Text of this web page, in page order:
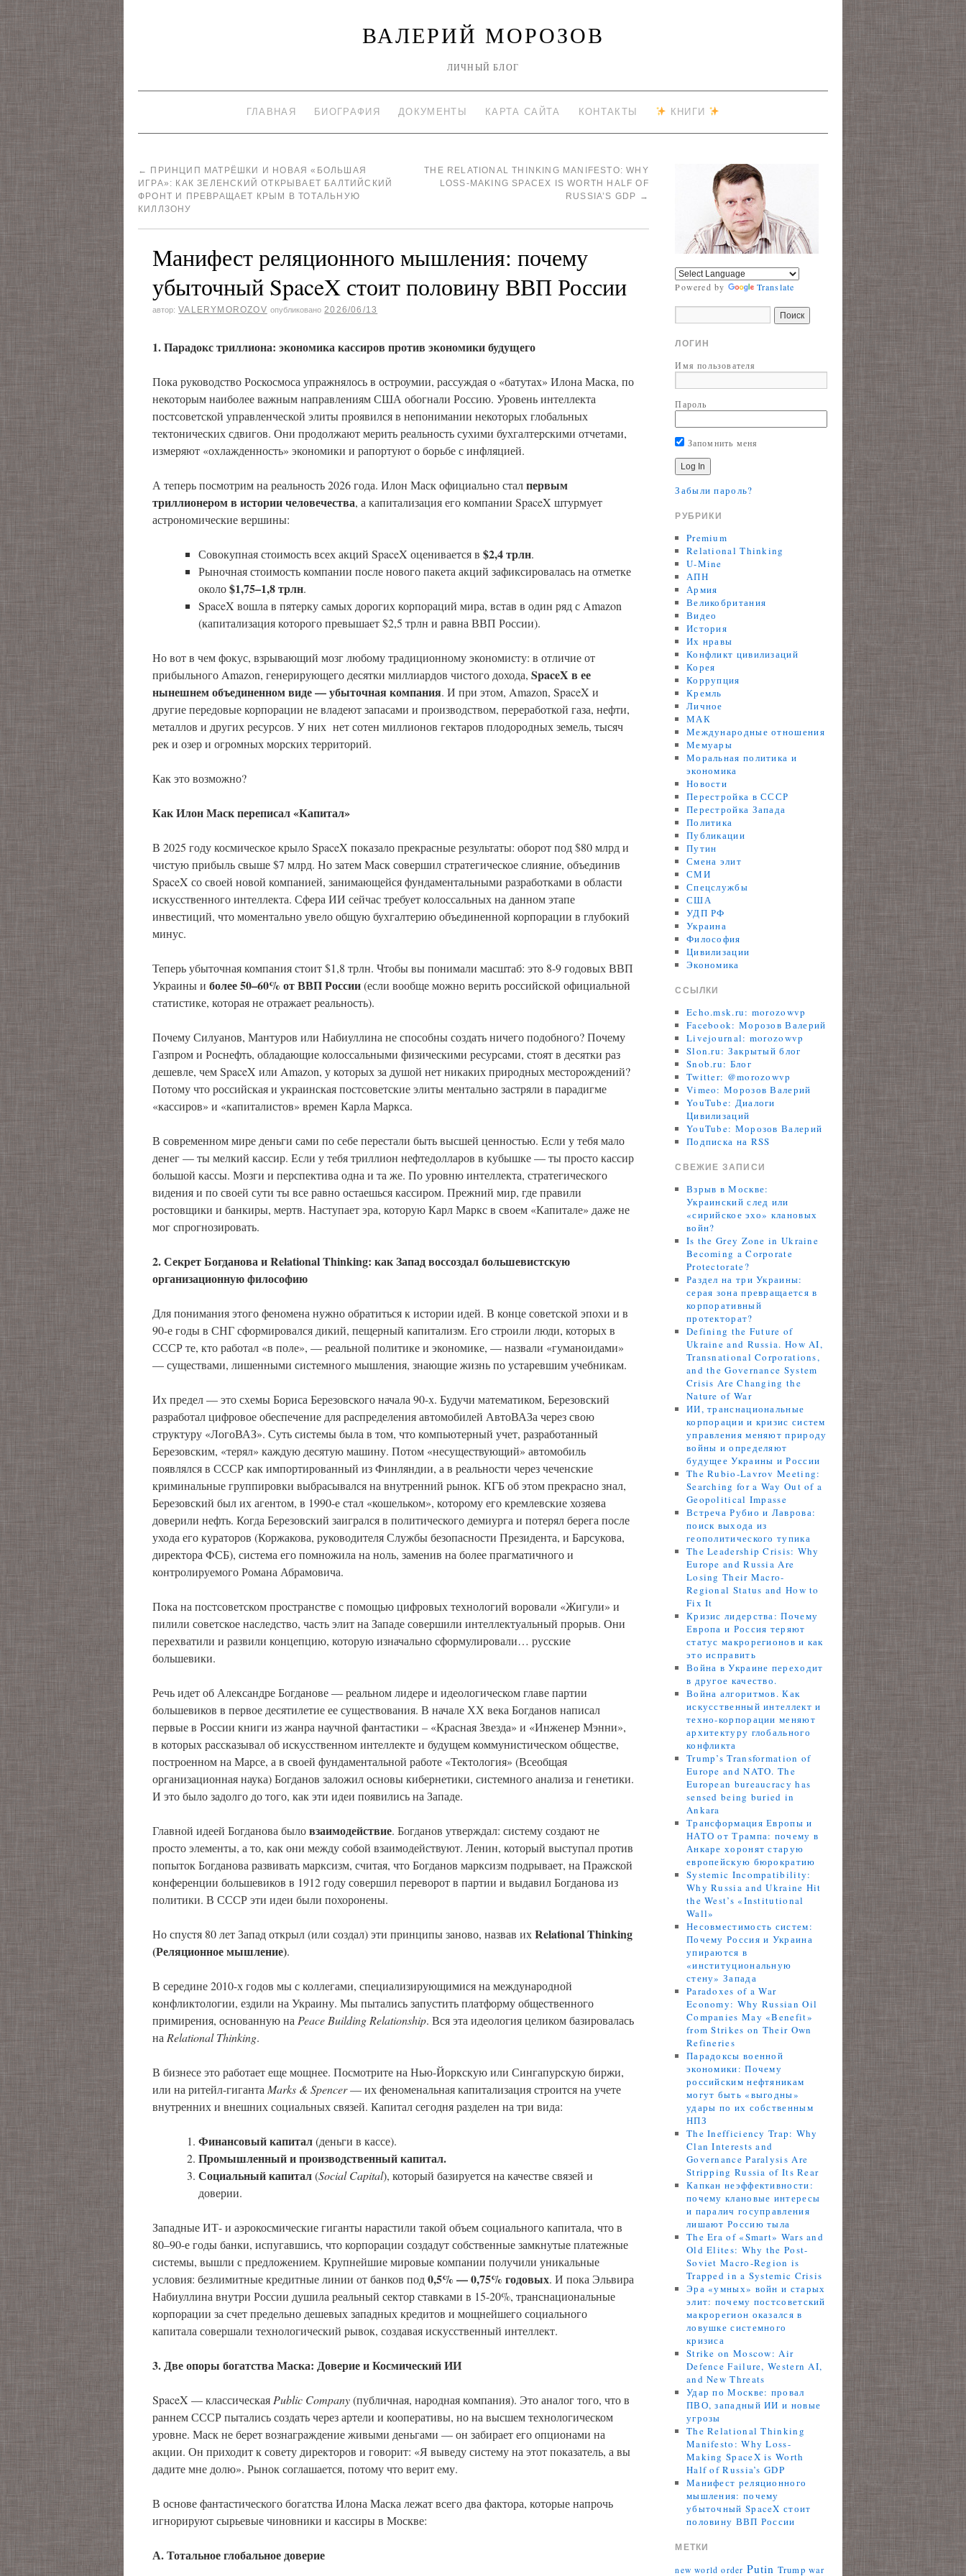
ВАЛЕРИЙ МОРОЗОВ
ЛИЧНЫЙ БЛОГ
ГЛАВНАЯ БИОГРАФИЯ ДОКУМЕНТЫ КАРТА САЙТА КОНТАКТЫ КНИГИ
←
ПРИНЦИП МАТРЁШКИ И НОВАЯ «БОЛЬШАЯ
ИГРА»: КАК ЗЕЛЕНСКИЙ ОТКРЫВАЕТ БАЛТИЙСКИЙ
ФРОНТ И ПРЕВРАЩАЕТ КРЫМ В ТОТАЛЬНУЮ
КИЛЛЗОНУ
THE RELATIONAL THINKING MANIFESTO: WHY
LOSS-MAKING SPACEX IS WORTH HALF OF
RUSSIA’S GDP →
Манифест реляционного мышления: почему
убыточный SpaceX стоит половину ВВП России
автор: VALERYMOROZOV опубликовано 2026/06/13
1. Парадокс триллиона: экономика кассиров против экономики будущего
Пока руководство Роскосмоса упражнялось в остроумии, рассуждая о «батутах» Илона Маска, по
некоторым наиболее важным направлениям США обогнали Россию. Уровень интеллекта
постсоветской управленческой элиты проявился в непонимании некоторых глобальных
тектонических сдвигов. Они продолжают мерить реальность сухими бухгалтерскими отчетами,
измеряют «охлажденность» экономики и рапортуют о борьбе с инфляцией.
А теперь посмотрим на реальность 2026 года. Илон Маск официально сталпервым
триллионером в истории человечества, а капитализация его компании SpaceX штурмует
астрономические вершины:
Совокупная стоимость всех акций SpaceX оценивается в $2,4 трлн.
Рыночная стоимость компании после нового пакета акций зафиксировалась на отметке
около$1,75–1,8 трлн.
SpaceX вошла в пятерку самых дорогих корпораций мира, встав в один ряд с Amazon
(капитализация которого превышает $2,5 трлн и равна ВВП России).
Но вот в чем фокус, взрывающий мозг любому традиционному экономисту: в отличие от
прибыльного Amazon, генерирующего десятки миллиардов чистого дохода, SpaceX в ее
нынешнем объединенном виде — убыточная компания. И при этом, Amazon, SpaceX и
другие передовые корпорации не владеют запасами и производством, переработкой газа, нефти,
металлов и других ресурсов. У них нет сотен миллионов гектаров плодородных земель, тысяч
рек и озер и огромных морских территорий.
Как это возможно?
Как Илон Маск переписал «Капитал»
В 2025 году космическое крыло SpaceX показало прекрасные результаты: оборот под $80 млрд и
чистую прибыль свыше $7 млрд. Но затем Маск совершил стратегическое слияние, объединив
SpaceX со своей новой компанией, занимающейся фундаментальными разработками в области
искусственного интеллекта. Сфера ИИ сейчас требует колоссальных на данном этапе
инвестиций, что моментально увело общую бухгалтерию объединенной корпорации в глубокий
минус.
Теперь убыточная компания стоит $1,8 трлн. Чтобы вы понимали масштаб: это 8-9 годовых ВВП
Украины и более 50–60% от ВВП России(если вообще можно верить российской официальной
статистике, которая не отражает реальность).
Почему Силуанов, Мантуров или Набиуллина не способны создать ничего подобного? Почему
Газпром и Роснефть, обладающие колоссальными физическими ресурсами, стоят в десятки раз
дешевле, чем SpaceX или Amazon, у которых за душой нет никаких природных месторождений?
Потому что российская и украинская постсоветские элиты ментально застряли в парадигме
«кассиров» и «капиталистов» времен Карла Маркса.
В современном мире деньги сами по себе перестали быть высшей ценностью. Если у тебя мало
денег — ты мелкий кассир. Если у тебя триллион нефтедолларов в кубышке — ты просто кассир
большой кассы. Мозги и перспектива одна и та же. По уровню интеллекта, стратегического
видения и по своей сути ты все равно остаешься кассиром. Прежний мир, где правили
ростовщики и банкиры, мертв. Наступает эра, которую Карл Маркс в своем «Капитале» даже не
мог спрогнозировать.
2. Секрет Богданова и RelationalThinking: как Запад воссоздал большевистскую
организационную философию
Для понимания этого феномена нужно обратиться к истории идей. В конце советской эпохи и в
90-е годы в СНГ сформировался дикий, пещерный капитализм. Его строили люди, которых в
СССР те, кто работал «в поле», — реальной политике и экономике, — назвали «гуманоидами»
— существами, лишенными системного мышления, знающие жизнь по устаревшим учебникам.
Их предел — это схемы Бориса Березовского начала 90-х. Будучи математиком, Березовский
разработал цифровое обеспечение для распределения автомобилей АвтоВАЗа через свою
структуру «ЛогоВАЗ». Суть системы была в том, что компьютерный учет, разработанный
Березовским, «терял» каждую десятую машину. Потом «несуществующий» автомобиль
появлялся в СССР как импортированный из Финляндии, а в реальности через чеченские
криминальные группировки выбрасывался на внутренний рынок. КГБ об этом прекрасно знал,
Березовский был их агентом, в 1990-е стал «кошельком», которому его кремлевские хозяева
доверили нефть. Когда Березовский заигрался в политического демиурга и потерял берега после
ухода его кураторов (Коржакова, руководителя Службы безопасности Президента, и Барсукова,
директора ФСБ), система его помножила на ноль, заменив на более прагматичного и
контролируемого Романа Абрамовича.
Пока на постсоветском пространстве с помощью цифровых технологий воровали «Жигули» и
пилили советское наследство, часть элит на Западе совершили интеллектуальный прорыв. Они
перехватили и развили концепцию, которую изначально сформулировали… русские
большевики.
Речь идет об Александре Богданове — реальном лидере и идеологическом главе партии
большевиков в первое десятилетие ее существования. В начале ХХ века Богданов написал
первые в России книги из жанра научной фантастики – «Красная Звезда» и «Инженер Мэнни»,
в которых рассказывал об искусственном интеллекте и будущем коммунистическом обществе,
построенном на Марсе, а в своей фундаментальной работе «Тектология» (Всеобщая
организационная наука) Богданов заложил основы кибернетики, системного анализа и генетики.
И это было задолго до того, как эти идеи появились на Западе.
Главной идеей Богданова быловзаимодействие. Богданов утверждал: систему создают не
просто элементы, а то, как они между собой взаимодействуют. Ленин, который выступал против
попыток Богданова развивать марксизм, считая, что Богданов марксизм подрывает, на Пражской
конференции большевиков в 1912 году совершил переворот в партии и выдавил Богданова из
политики. В СССР эти идеи были похоронены.
Но спустя 80 лет Запад открыл (или создал) эти принципы заново, назвав ихRelationalThinking
(Реляционное мышление).
В середине 2010-х годов мы с коллегами, специализирующимися на международной
конфликтологии, ездили на Украину. Мы пытались запустить платформу общественного
примирения, основанную на Peace Building Relationship. Вся эта идеология целиком базировалась
на RelationalThinking.
В бизнесе это работает еще мощнее. Посмотрите на Нью-Йоркскую или Сингапурскую биржи,
или на ритейл-гиганта Marks & Spencer— их феноменальная капитализация строится на учете
внутренних и внешних социальных связей. Капитал сегодня разделен на три вида:
Финансовый капитал(деньги в кассе).
Промышленный и производственный капитал.
Социальный капитал(SocialCapital), который базируется на качестве связей и
доверии.
Западные ИТ- и аэрокосмические гиганты нарастили такой объем социального капитала, что в
80–90-е годы банки, испугавшись, что корпорации создадут собственные замкнутые платежные
системы, вышли с предложением. Крупнейшие мировые компании получили уникальные
условия: безлимитные кредитные линии от банков под0,5% — 0,75% годовых. И пока Эльвира
Набиуллина внутри России душила реальный сектор ставками в 15-20%, транснациональные
корпорации за счет предельно дешевых западных кредитов и мощнейшего социального
капитала совершали технологический рывок, создавая искусственный интеллект.
3. Две опоры богатства Маска: Доверие и Космический ИИ
SpaceX — классическая Public Company(публичная, народная компания). Это аналог того, что в
раннем СССР пытались создать через артели и кооперативы, но на высшем технологическом
уровне. Маск не берет вознаграждение живыми деньгами — он забирает его опционами на
акции. Он приходит к совету директоров и говорит: «Я выведу систему на этот показатель, а вы
дадите мне долю». Рынок соглашается, потому что верит ему.
В основе фантастического богатства Илона Маска лежат всего два фактора, которые напрочь
игнорируют сырьевые чиновники и кассиры в Москве:
А. Тотальное глобальное доверие
Powered by Translate
ЛОГИН
Имя пользователя
Пароль
Запомнить меня
Забыли пароль?
РУБРИКИ
Premium
Relational Thinking
U-Mine
АПН
Армия
Великобритания
Видео
История
Их нравы
Конфликт цивилизаций
Корея
Коррупция
Кремль
Личное
МАК
Международные отношения
Мемуары
Моральная политика и
экономика
Новости
Перестройка в СССР
Перестройка Запада
Политика
Публикации
Путин
Смена элит
СМИ
Спецслужбы
США
УДП РФ
Украина
Философия
Цивилизации
Экономика
ССЫЛКИ
Echo.msk.ru: morozowvp
Facebook: Морозов Валерий
Livejournal: morozowvp
Slon.ru: Закрытый блог
Snob.ru: Блог
Twitter: @morozowvp
Vimeo: Морозов Валерий
YouTube: Диалоги
Цивилизаций
YouTube: Морозов Валерий
Подписка на RSS
СВЕЖИЕ ЗАПИСИ
Взрыв в Москве:
Украинский след или
«сирийское эхо» клановых
войн?
Is the Grey Zone in Ukraine
Becoming a Corporate
Protectorate?
Раздел на три Украины:
серая зона превращается в
корпоративный
протекторат?
Defining the Future of
Ukraine and Russia. How AI,
Transnational Corporations,
and the Governance System
Crisis Are Changing the
Nature of War
ИИ, транснациональные
корпорации и кризис систем
управления меняют природу
войны и определяют
будущее Украины и России
The Rubio-Lavrov Meeting:
Searching for a Way Out of a
Geopolitical Impasse
Встреча Рубио и Лаврова:
поиск выхода из
геополитического тупика
The Leadership Crisis: Why
Europe and Russia Are
Losing Their Macro-
Regional Status and How to
Fix It
Кризис лидерства: Почему
Европа и Россия теряют
статус макрорегионов и как
это исправить
Война в Украине переходит
в другое качество.
Война алгоритмов. Как
искусственный интеллект и
техно-корпорации меняют
архитектуру глобального
конфликта
Trump’s Transformation of
Europe and NATO. The
European bureaucracy has
sensed being buried in
Ankara
Трансформация Европы и
НАТО от Трампа: почему в
Анкаре хоронят старую
европейскую бюрократию
Systemic Incompatibility:
Why Russia and Ukraine Hit
the West’s «Institutional
Wall»
Несовместимость систем:
Почему Россия и Украина
упираются в
«институциональную
стену» Запада
Paradoxes of a War
Economy: Why Russian Oil
Companies May «Benefit»
from Strikes on Their Own
Refineries
Парадоксы военной
экономики: Почему
российским нефтяникам
могут быть «выгодны»
удары по их собственным
НПЗ
The Inefficiency Trap: Why
Clan Interests and
Governance Paralysis Are
Stripping Russia of Its Rear
Капкан неэффективности:
почему клановые интересы
и паралич госуправления
лишают Россию тыла
The Era of «Smart» Wars and
Old Elites: Why the Post-
Soviet Macro-Region is
Trapped in a Systemic Crisis
Эра «умных» войн и старых
элит: почему постсоветский
макрорегион оказался в
ловушке системного
кризиса
Strike on Moscow: Air
Defence Failure, Western AI,
and New Threats
Удар по Москве: провал
ПВО, западный ИИ и новые
угрозы
The Relational Thinking
Manifesto: Why Loss-
Making SpaceX is Worth
Half of Russia’s GDP
Манифест реляционного
мышления: почему
убыточный SpaceX стоит
половину ВВП России
МЕТКИ
new world order Putin Trump war